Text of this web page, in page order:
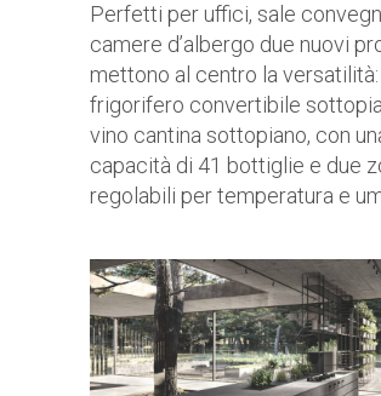
Perfetti per uffici, sale
camere d’albergo due nuovi
mettono al centro la versatilità:
frigorifero convertibile
vino cantina sottopiano, con
capacità di 41 bottiglie e due
regolabili per temperatura e